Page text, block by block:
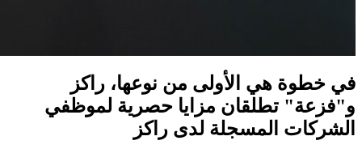
في خطوة هي الأولى من نوعها، راكز
و"فزعة" تطلقان مزايا حصرية لموظفي
الشركات المسجلة لدى راكز